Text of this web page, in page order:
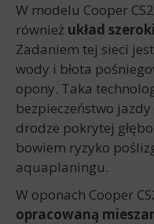
W modelu Cooper
również układ
Zadaniem tej sieci
wody i błota
opony. Taka
bezpieczeństwo
drodze pokrytej
bowiem ryzyko
aquaplaningu.
W oponach Cooper
opracowaną